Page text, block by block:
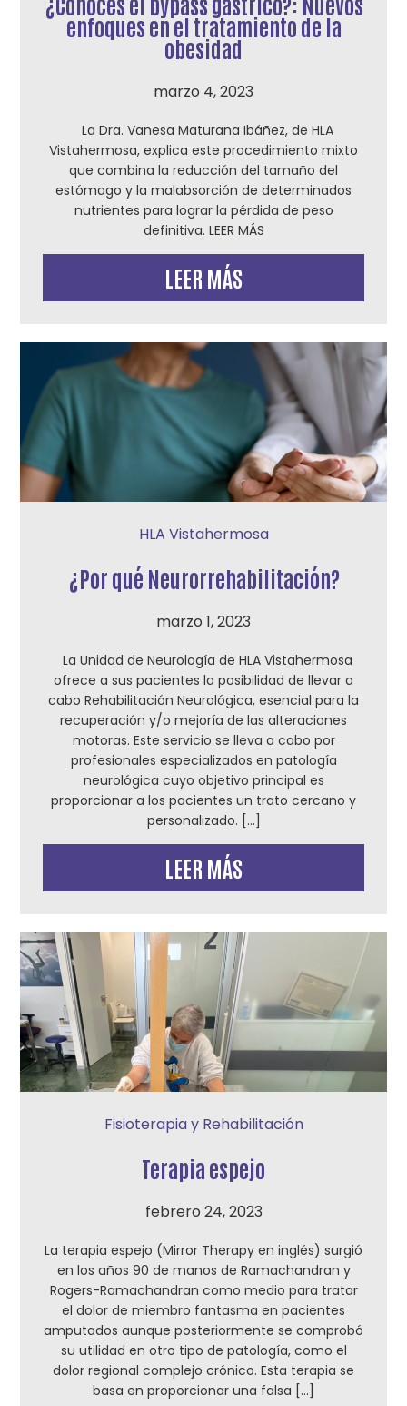
enfoques en el tratamiento de la
obesidad
marzo 4, 2023
La Dra. Vanesa Maturana Ibáñez, de HLA
Vistahermosa, explica este procedimiento mixto
que combina la reducción del tamaño del
estómago y la malabsorción de determinados
nutrientes para lograr la pérdida de peso
definitiva. LEER MÁS
LEER MÁS
HLA Vistahermosa
¿Por qué Neurorrehabilitación?
marzo 1, 2023
La Unidad de Neurología de HLA Vistahermosa
ofrece a sus pacientes la posibilidad de llevar a
cabo Rehabilitación Neurológica, esencial para la
recuperación y/o mejoría de las alteraciones
motoras. Este servicio se lleva a cabo por
profesionales especializados en patología
neurológica cuyo objetivo principal es
proporcionar a los pacientes un trato cercano y
personalizado. […]
LEER MÁS
Fisioterapia y Rehabilitación
Terapia espejo
febrero 24, 2023
La terapia espejo (Mirror Therapy en inglés) surgió
en los años 90 de manos de Ramachandran y
Rogers-Ramachandran como medio para tratar
el dolor de miembro fantasma en pacientes
amputados aunque posteriormente se comprobó
su utilidad en otro tipo de patología, como el
dolor regional complejo crónico. Esta terapia se
basa en proporcionar una falsa […]